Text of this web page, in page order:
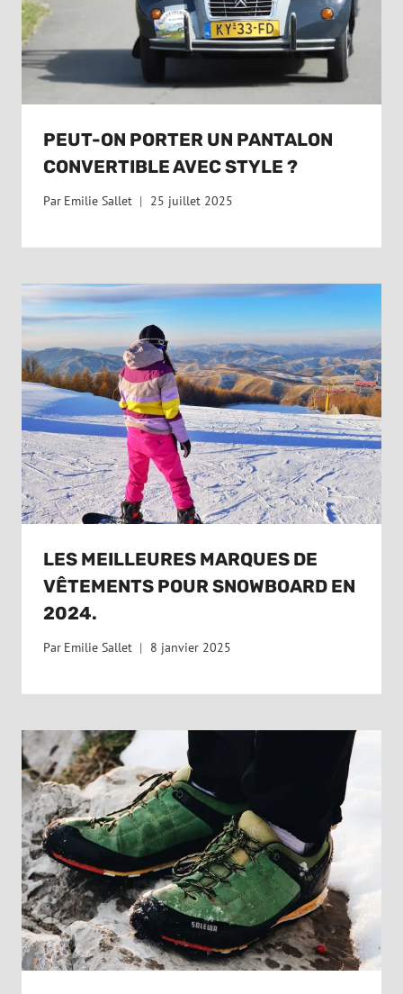
PEUT-ON PORTER UN PANTALON
CONVERTIBLE AVEC STYLE ?
Par Emilie Sallet 25 juillet 2025
LES MEILLEURES MARQUES DE
VÊTEMENTS POUR SNOWBOARD EN
2024.
Par Emilie Sallet 8 janvier 2025